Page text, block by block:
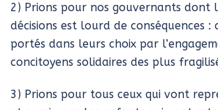
2) Prions pour nos gouvernants dont
décisions est lourd de conséquences :
portés dans leurs choix par
concitoyens solidaires des plus
3) Prions pour tous ceux qui vont